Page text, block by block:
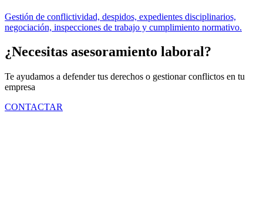
Gestión de conflictividad, despidos, expedientes disciplinarios,
negociación, inspecciones de trabajo y cumplimiento normativo.
¿Necesitas asesoramiento laboral?
Te ayudamos a defender tus derechos o gestionar conflictos en tu
empresa
CONTACTAR